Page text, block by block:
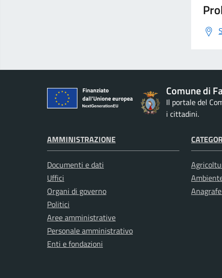
Comune di
Il portale del
i cittadini.
AMMINISTRAZIONE
Documenti e dati
Uffici
Organi di governo
Politici
Aree amministrative
Personale amministrativo
Enti e fondazioni